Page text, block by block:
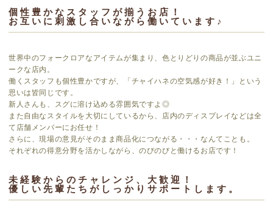
個性豊かなスタッフが揃うお店！
お互いに刺激し合いながら働いています♪
世界中のフォークロアなアイテムが集まり、色とりどりの商品が並ぶユニ
ークな店内。
働くスタッフも個性豊かですが、「チャイハネの空気感が好き！」という
思いは皆同じです。
新人さんも、スグに溶け込める雰囲気ですよ◎
また自由なスタイルを大切にしているから、店内のディスプレイなどは全
て店舗メンバーにお任せ！
さらに、現場の意見がそのまま商品化につながる・・・なんてことも。
それぞれの得意分野を活かしながら、のびのびと働けるお店です！
未経験からのチャレンジ、大歓迎！
優しい先輩たちがしっかりサポートします。